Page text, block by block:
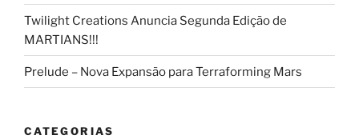
Twilight Creations Anuncia Segunda Edição de
MARTIANS!!!
Prelude – Nova Expansão para Terraforming Mars
CATEGORIAS